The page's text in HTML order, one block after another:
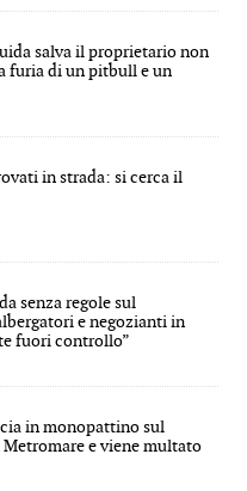
salva il proprietario non
furia di un pitbull e un
in strada: si cerca il
senza regole sul
e negozianti in
fuori controllo”
in monopattino sul
e viene multato